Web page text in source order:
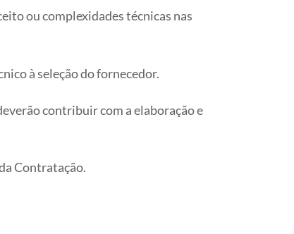
ou complexidades técnicas nas
à seleção do fornecedor.
contribuir com a elaboração e
Contratação.